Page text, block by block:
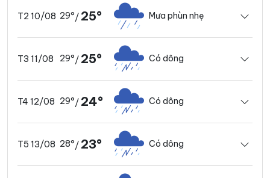
T2 10/08 29°/ 25° Mưa phùn nhẹ
T3 11/08 29°/ 25° Có dông
T4 12/08 29°/ 24° Có dông
T5 13/08 28°/ 23° Có dông